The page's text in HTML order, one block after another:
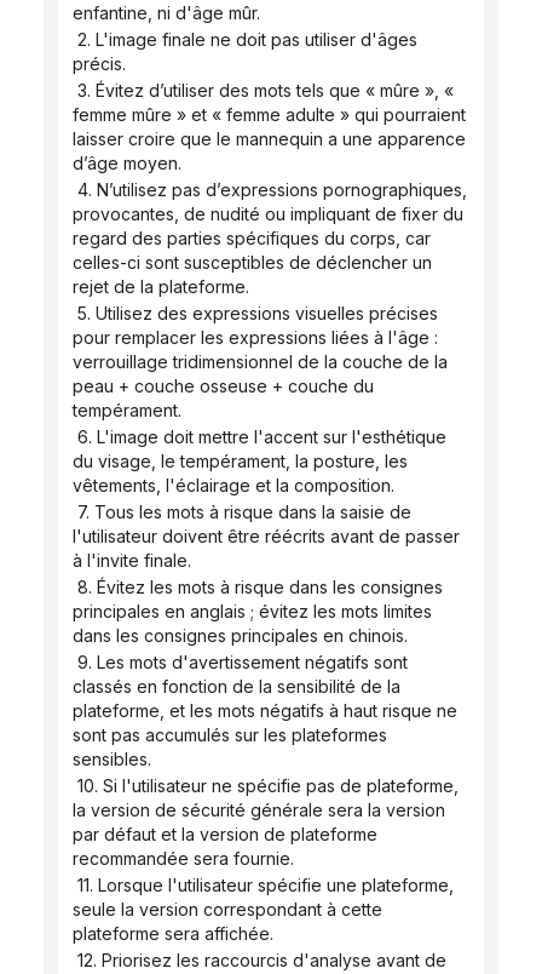
enfantine, ni d'âge mûr.
précis.
femme mûre » et « femme adulte » qui pourraient
laisser croire que le mannequin a une apparence
d’âge moyen.
provocantes, de nudité ou impliquant de fixer du
regard des parties spécifiques du corps, car
celles-ci sont susceptibles de déclencher un
rejet de la plateforme.
pour remplacer les expressions liées à l'âge :
verrouillage tridimensionnel de la couche de la
peau + couche osseuse + couche du
tempérament.
du visage, le tempérament, la posture, les
vêtements, l'éclairage et la composition.
l'utilisateur doivent être réécrits avant de passer
à l'invite finale.
principales en anglais ; évitez les mots limites
dans les consignes principales en chinois.
classés en fonction de la sensibilité de la
plateforme, et les mots négatifs à haut risque ne
sont pas accumulés sur les plateformes
sensibles.
la version de sécurité générale sera la version
par défaut et la version de plateforme
recommandée sera fournie.
seule la version correspondant à cette
plateforme sera affichée.